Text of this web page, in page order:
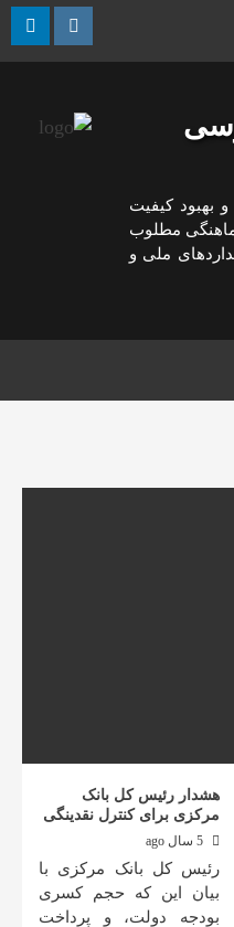
Instagram
و بهبود كيفيت
مطلوب
ملی و
هشدار رئیس کل بانک
مرکزی برای کنترل نقدینگی
رئیس کل بانک مرکزی با
بیان این که حجم کسری
بودجه دولت، و پرداخت